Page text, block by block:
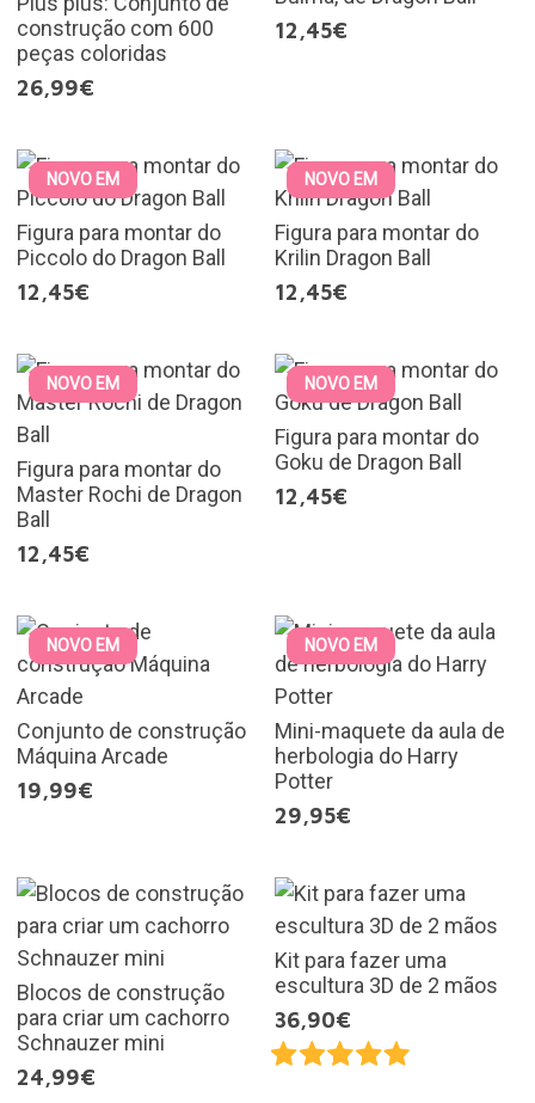
construção com 600
peças coloridas
26,99€
12,45€
NOVO EM
Figura para montar do
Piccolo do Dragon Ball
12,45€
NOVO EM
Figura para montar do
Krilin Dragon Ball
12,45€
NOVO EM
Figura para montar do
Master Rochi de Dragon
Ball
12,45€
NOVO EM
Figura para montar do
Goku de Dragon Ball
12,45€
NOVO EM
Conjunto de construção
Máquina Arcade
19,99€
NOVO EM
Mini-maquete da aula de
herbologia do Harry
Potter
29,95€
Blocos de construção
para criar um cachorro
Schnauzer mini
24,99€
Kit para fazer uma
escultura 3D de 2 mãos
36,90€